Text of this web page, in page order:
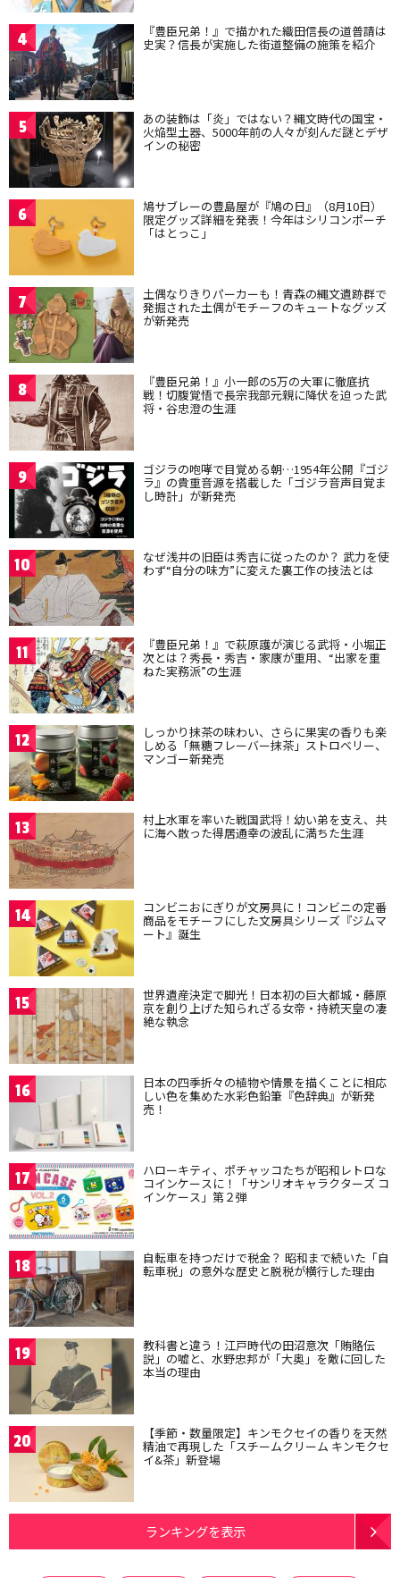
4 『豊臣兄弟！』で描かれた織田信長の道普請は
史実？信長が実施した街道整備の施策を紹介
5 あの装飾は「炎」ではない？縄文時代の国宝・
火焔型土器、5000年前の人々が刻んだ謎とデザ
インの秘密
6 鳩サブレーの豊島屋が『鳩の日』（8月10日）
限定グッズ詳細を発表！今年はシリコンポーチ
「はとっこ」
7 土偶なりきりパーカーも！青森の縄文遺跡群で
発掘された土偶がモチーフのキュートなグッズ
が新発売
8 『豊臣兄弟！』小一郎の5万の大軍に徹底抗
戦！切腹覚悟で長宗我部元親に降伏を迫った武
将・谷忠澄の生涯
9 ゴジラの咆哮で目覚める朝…1954年公開『ゴジ
ラ』の貴重音源を搭載した「ゴジラ音声目覚ま
し時計」が新発売
10 なぜ浅井の旧臣は秀吉に従ったのか？ 武力を使
わず“自分の味方”に変えた裏工作の技法とは
11 『豊臣兄弟！』で萩原護が演じる武将・小堀正
次とは？秀長・秀吉・家康が重用、“出家を重
ねた実務派”の生涯
12 しっかり抹茶の味わい、さらに果実の香りも楽
しめる「無糖フレーバー抹茶」ストロベリー、
マンゴー新発売
13 村上水軍を率いた戦国武将！幼い弟を支え、共
に海へ散った得居通幸の波乱に満ちた生涯
14 コンビニおにぎりが文房具に！コンビニの定番
商品をモチーフにした文房具シリーズ『ジムマ
ート』誕生
15 世界遺産決定で脚光！日本初の巨大都城・藤原
京を創り上げた知られざる女帝・持統天皇の凄
絶な執念
16 日本の四季折々の植物や情景を描くことに相応
しい色を集めた水彩色鉛筆『色辞典』が新発
売！
17 ハローキティ、ポチャッコたちが昭和レトロな
コインケースに！「サンリオキャラクターズ コ
インケース」第２弾
18 自転車を持つだけで税金？ 昭和まで続いた「自
転車税」の意外な歴史と脱税が横行した理由
19 教科書と違う！江戸時代の田沼意次「賄賂伝
説」の嘘と、水野忠邦が「大奥」を敵に回した
本当の理由
20 【季節・数量限定】キンモクセイの香りを天然
精油で再現した「スチームクリーム キンモクセ
イ&茶」新登場
ランキングを表示